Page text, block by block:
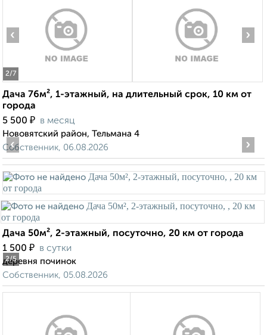
2/7
‹ ›
Дача 76м², 1-этажный, на длительный срок, 10 км от
города
5 500 ₽ в месяц
Нововятский район, Тельмана 4
Собственник, 06.08.2026
2/5
‹ ›
Дача 50м², 2-этажный, посуточно, 20 км от города
1 500 ₽ в сутки
деревня починок
Собственник, 05.08.2026